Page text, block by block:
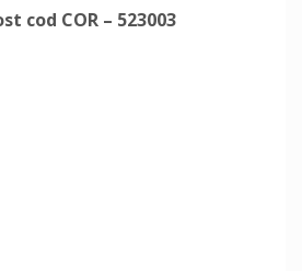
cod COR – 523003